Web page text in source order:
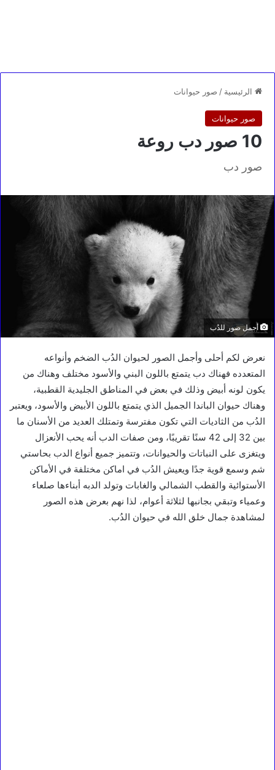
الرئيسية / صور حيوانات
صور حيوانات
10 صور دب روعة
صور دب
أجمل صور للدُب
نعرض لكم أحلى وأجمل الصور لحيوان الدُب الضخم وأنواعه
المتعدده فهناك دب يتمتع باللون البني والأسود مختلف وهناك من
يكون لونه أبيض وذلك في بعض في المناطق الجليدية القطبية،
وهناك حيوان الباندا الجميل الذي يتمتع باللون الأبيض والأسود، ويعتبر
الدُب من الثاديات التي تكون مفترسة وتمتلك العديد من الأسنان ما
بين 32 إلى 42 سنًا تقريبًا، ومن صفات الدب أنه يحب الأنعزال
ويتغزى على النباتات والحيوانات، وتتميز جميع أنواع الدب بحاستي
شم وسمع قوية جدًا ويعيش الدُب في اماكن مختلفة في الأماكن
الأستوائية والقطب الشمالي والغابات وتولد الدبه أبناءها صلعاء
وعمياء وتبقي بجانبها لثلاثة أعوام، لذا نهم بعرض هذه الصور
لمشاهدة جمال خلق الله في حيوان الدُب.